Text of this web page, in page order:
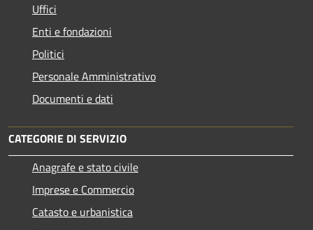
Uffici
Enti e fondazioni
Politici
Personale Amministrativo
Documenti e dati
CATEGORIE DI SERVIZIO
Anagrafe e stato civile
Imprese e Commercio
Catasto e urbanistica